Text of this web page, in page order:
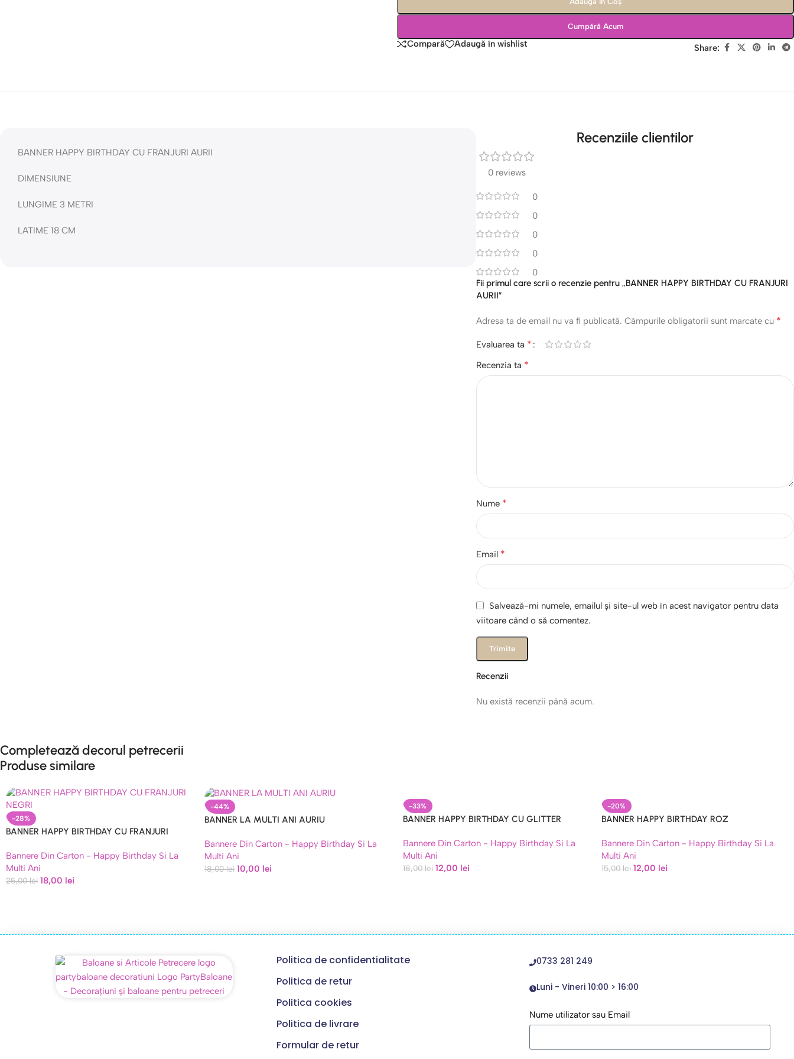
Cumpără Acum
Compară Adaugă în wishlist Share:
BANNER HAPPY BIRTHDAY CU FRANJURI AURII
DIMENSIUNE
LUNGIME 3 METRI
LATIME 18 CM
Recenziile clientilor
0 reviews
0
0
0
0
0
Recenzii
Nu există recenzii până acum.
Fii primul care scrii o recenzie pentru „BANNER HAPPY BIRTHDAY CU FRANJURI
AURII”
Adresa ta de email nu va fi publicată. Câmpurile obligatorii sunt marcate cu *
Evaluarea ta *
Recenzia ta *
Nume *
Email *
Salvează-mi numele, emailul și site-ul web în acest navigator pentru data
viitoare când o să comentez.
Completează decorul petrecerii
Produse similare
-28%
BANNER HAPPY BIRTHDAY CU FRANJURI
Bannere Din Carton - Happy Birthday Si La
Multi Ani
25,00lei 18,00 lei
-44%
BANNER LA MULTI ANI AURIU
Bannere Din Carton - Happy Birthday Si La
Multi Ani
18,00lei 10,00 lei
-33%
BANNER HAPPY BIRTHDAY CU GLITTER
Bannere Din Carton - Happy Birthday Si La
Multi Ani
18,00lei 12,00 lei
-20%
BANNER HAPPY BIRTHDAY ROZ
Bannere Din Carton - Happy Birthday Si La
Multi Ani
15,00lei 12,00 lei
Politica de confidentialitate
Politica de retur
Politica cookies
Politica de livrare
Formular de retur
0733 281 249
Luni - Vineri 10:00 > 16:00
Nume utilizator sau Email